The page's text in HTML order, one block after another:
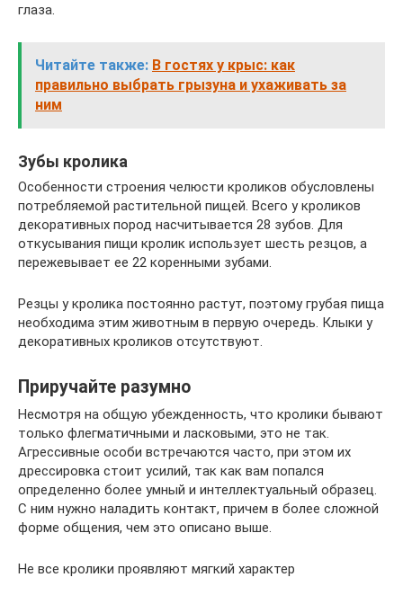
глаза.
Читайте также: В гостях у крыс: как
правильно выбрать грызуна и ухаживать за
ним
Зубы кролика
Особенности строения челюсти кроликов обусловлены
потребляемой растительной пищей. Всего у кроликов
декоративных пород насчитывается 28 зубов. Для
откусывания пищи кролик использует шесть резцов, а
пережевывает ее 22 коренными зубами.
Резцы у кролика постоянно растут, поэтому грубая пища
необходима этим животным в первую очередь. Клыки у
декоративных кроликов отсутствуют.
Приручайте разумно
Несмотря на общую убежденность, что кролики бывают
только флегматичными и ласковыми, это не так.
Агрессивные особи встречаются часто, при этом их
дрессировка стоит усилий, так как вам попался
определенно более умный и интеллектуальный образец.
С ним нужно наладить контакт, причем в более сложной
форме общения, чем это описано выше.
Не все кролики проявляют мягкий характер